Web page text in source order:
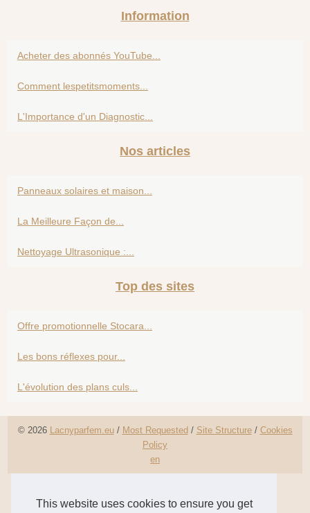
This website uses cookies to ensure you get
Information
Acheter des abonnés YouTube...
Comment lespetitsmoments...
L'Importance d'un Diagnostic...
Nos articles
Panneaux solaires et maison...
La Meilleure Façon de...
Nettoyage Ultrasonique :...
Top des sites
Offre promotionnelle Stocara...
Les bons réflexes pour...
L'évolution des plans culs...
© 2026 Lacnyparfem.eu/ Most Requested / Site Structure/ Cookies
Policy
en